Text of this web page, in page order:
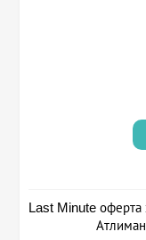
Last Minute оферта